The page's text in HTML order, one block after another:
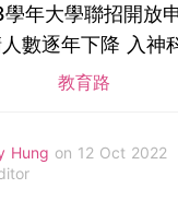
學年大學聯招開放
數逐年下降 入神
教育路
Hung on 12 Oct 2022